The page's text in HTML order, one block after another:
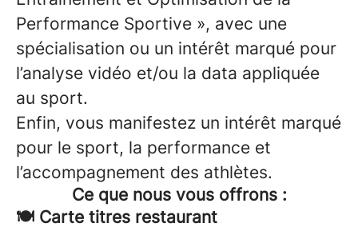
Performance Sportive », avec une
spécialisation ou un intérêt marqué pour
l’analyse vidéo et/ou la data appliquée
au sport.
Enfin, vous manifestez un intérêt marqué
pour le sport, la performance et
l’accompagnement des athlètes.
Ce que nous vous offrons :
🍽️ Carte titres restaurant